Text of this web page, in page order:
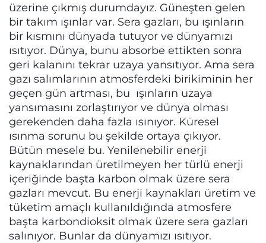
üzerine çıkmış durumdayız. Güneşten gelen
bir takım ışınlar var. Sera gazları, bu ışınların
bir kısmını dünyada tutuyor ve dünyamızı
ısıtıyor. Dünya, bunu absorbe ettikten sonra
geri kalanını tekrar uzaya yansıtıyor. Ama sera
gazı salımlarının atmosferdeki birikiminin her
geçen gün artması, bu ışınların uzaya
yansımasını zorlaştırıyor ve dünya olması
gerekenden daha fazla ısınıyor. Küresel
ısınma sorunu bu şekilde ortaya çıkıyor.
Bütün mesele bu. Yenilenebilir enerji
kaynaklarından üretilmeyen her türlü enerji
içeriğinde başta karbon olmak üzere sera
gazları mevcut. Bu enerji kaynakları üretim ve
tüketim amaçlı kullanıldığında atmosfere
başta karbondioksit olmak üzere sera gazları
salınıyor. Bunlar da dünyamızı ısıtıyor.